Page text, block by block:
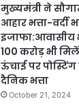
मुख्यमंत्री ने
आहार भत्ता-वर्दी
इजाफा:आवासीय
100 करोड़ भी
ऊंचाई पर
दैनिक भत्ता
October 21, 2024